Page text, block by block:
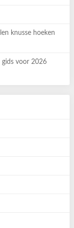
knusse hoeken
gids voor 2026